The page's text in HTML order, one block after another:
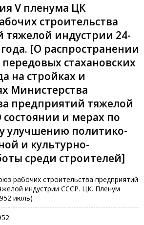
V пленума ЦК
строительства
тяжелой индустрии 24-
[О распространении
стахановских
на стройках и
Министерства
предприятий тяжелой
и мерах по
улучшению политико-
и культурно-
среди строителей]
рабочих строительства предприятий
индустрии СССР. ЦК. Пленум
июль)